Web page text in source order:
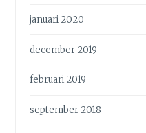
januari 2020
december 2019
februari 2019
september 2018